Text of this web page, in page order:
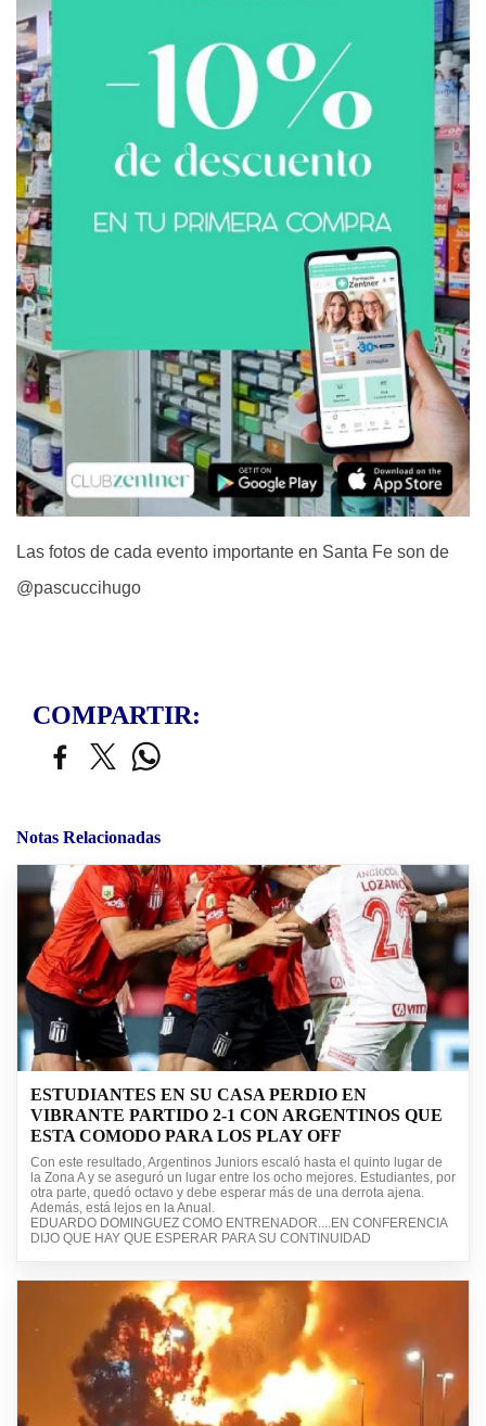
Las fotos de cada evento importante en Santa Fe son de
@pascuccihugo
COMPARTIR:
Notas Relacionadas
ESTUDIANTES EN SU CASA PERDIO EN
VIBRANTE PARTIDO 2-1 CON ARGENTINOS QUE
ESTA COMODO PARA LOS PLAY OFF
Con este resultado, Argentinos Juniors escaló hasta el quinto lugar de
la Zona A y se aseguró un lugar entre los ocho mejores. Estudiantes, por
otra parte, quedó octavo y debe esperar más de una derrota ajena.
Además, está lejos en la Anual.
EDUARDO DOMINGUEZ COMO ENTRENADOR....EN CONFERENCIA
DIJO QUE HAY QUE ESPERAR PARA SU CONTINUIDAD